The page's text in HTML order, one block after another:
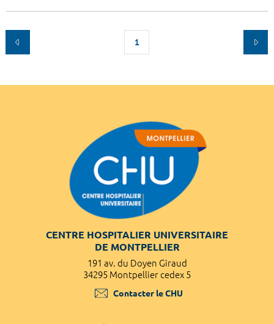
1
CENTRE HOSPITALIER UNIVERSITAIRE
DE MONTPELLIER
191 av. du Doyen Giraud
34295 Montpellier cedex 5
Contacter le CHU